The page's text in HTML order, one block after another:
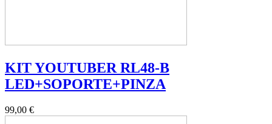
KIT YOUTUBER RL48-B
LED+SOPORTE+PINZA
99,00 €